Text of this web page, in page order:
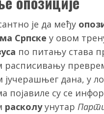
је да међу
Српске у овом
по питању става
расписивању
дана, у
појавиле су се
расколуунутар